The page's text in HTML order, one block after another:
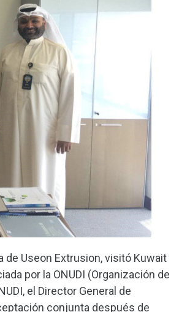
de Useon Extrusion, visitó Kuwait
por la ONUDI (Organización de
el Director General de
conjunta después de